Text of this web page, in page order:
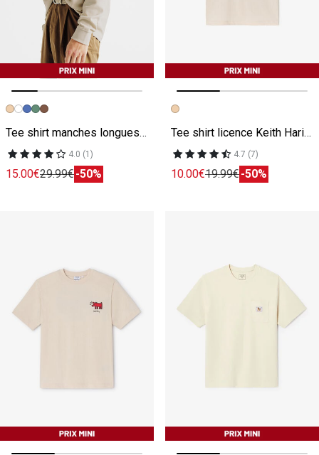
Image précédente
Image suivante
Tee shirt manches longues matière reliéfée beige
4.0 (1)
15.00€29.99€-50%
Image précédente
Image suivante
Tee shirt licence Keith Haring beige
4.7 (7)
10.00€19.99€-50%